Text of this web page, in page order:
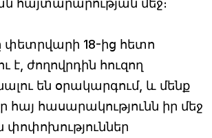
հայտարարության մեջ։
փետրվարի 18-ից հետո
է, ժողովրդին հուզող
են օրակարգում, և մենք
հայ հասարակությունն իր մեջ